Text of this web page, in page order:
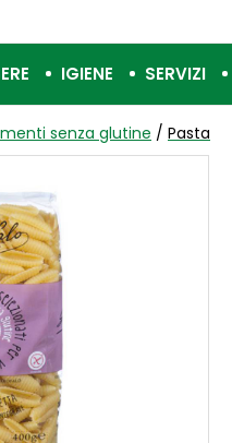
IGIENE SERVIZI
senza glutine / Pasta